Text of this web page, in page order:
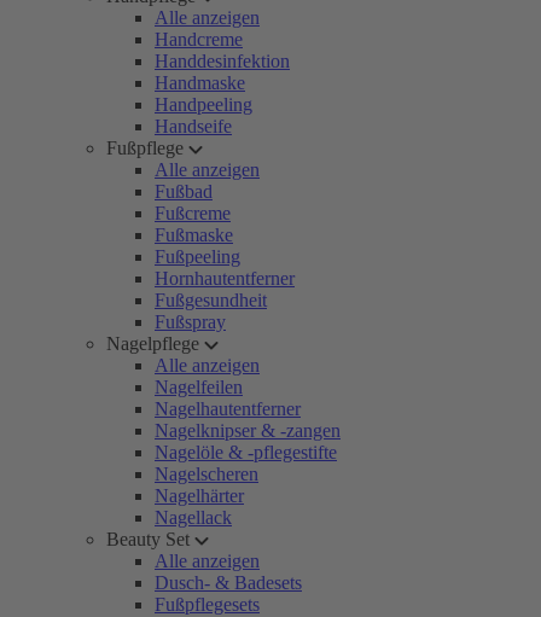
Alle anzeigen
Handcreme
Handdesinfektion
Handmaske
Handpeeling
Handseife
Fußpflege
Alle anzeigen
Fußbad
Fußcreme
Fußmaske
Fußpeeling
Hornhautentferner
Fußgesundheit
Fußspray
Nagelpflege
Alle anzeigen
Nagelfeilen
Nagelhautentferner
Nagelknipser & -zangen
Nagelöle & -pflegestifte
Nagelscheren
Nagelhärter
Nagellack
Beauty Set
Alle anzeigen
Dusch- & Badesets
Fußpflegesets